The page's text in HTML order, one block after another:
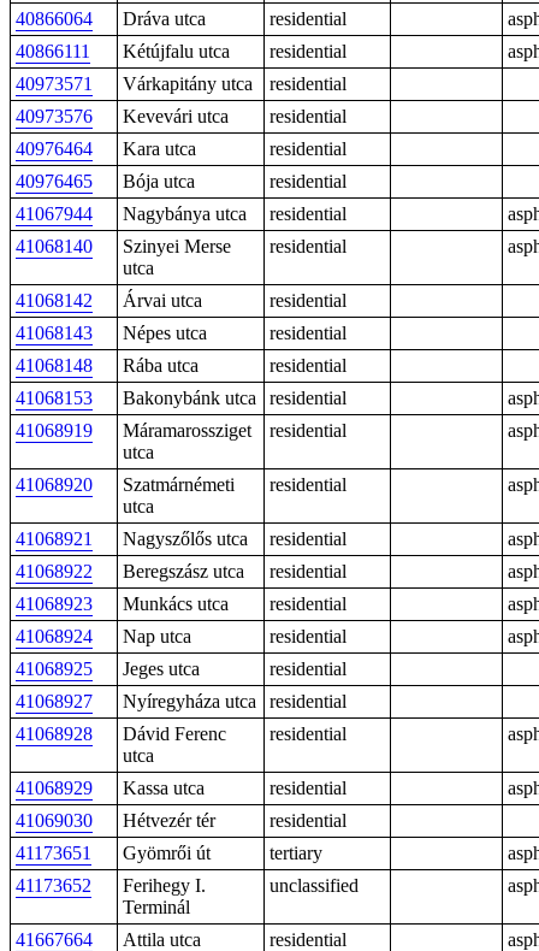
40866064
Dráva utca residential
40866111
Kétújfalu utca residential
40973571
Várkapitány utca
residential
40973576
Kevevári utca
residential
40976464
Kara utca
residential
40976465
Bója utca
residential
41067944
Nagybánya utca residential
41068140
Szinyei Merse
utca
residential
41068142 Árvai utca
residential
41068143
Népes utca
residential
41068148
Rába utca
residential
41068153
Bakonybánk utca residential
41068919
Máramarossziget
utca
residential
41068920
Szatmárnémeti
utca
residential
41068921 Nagyszőlős utca residential
41068922
Beregszász utca residential
41068923
Munkács utca residential
41068924
Nap utca residential
41068925
Jeges utca
residential
41068927
Nyíregyháza utca
residential
41068928
Dávid Ferenc
utca
residential
41068929 Kassa utca residential
41069030
Hétvezér tér
residential
41173651
Gyömrői út tertiary
41173652
Ferihegy I.
Terminál
unclassified
41667664 Attila utca residential